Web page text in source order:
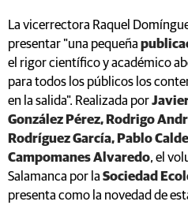
La vicerrectora Raquel
presentar "una pequeña
el rigor científico y académico
para todos los públicos los
en la salida". Realizada por
González Pérez, Rodrigo
Rodríguez García, Pablo
Campomanes Alvaredo, el
Salamanca por la Sociedad
presenta como la novedad de